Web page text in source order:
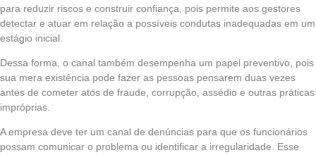
para reduzir riscos e construir confiança, pois permite aos gestores
detectar e atuar em relação a possíveis condutas inadequadas em um
estágio inicial.
Dessa forma, o canal também desempenha um papel preventivo, pois
sua mera existência pode fazer as pessoas pensarem duas vezes
antes de cometer atos de fraude, corrupção, assédio e outras práticas
impróprias.
A empresa deve ter um canal de denúncias para que os funcionários
possam comunicar o problema ou identificar a irregularidade. Esse